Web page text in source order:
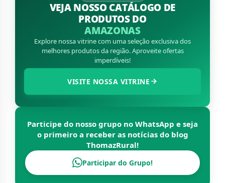
VEJA NOSSO CATÁLOGO DE
PRODUTOS DO
AMAZONAS
Explore nossa vitrine com uma seleção exclusiva dos
melhores produtos da região. Aproveite ofertas
imperdíveis!
VISITE NOSSA VITRINE
Participe do nosso grupo no WhatsApp e seja
o primeiro a receber as notícias do blog
ThomazRural!
Participar do Grupo!